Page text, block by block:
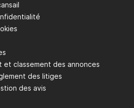
et classement des annonces
des litiges
des avis